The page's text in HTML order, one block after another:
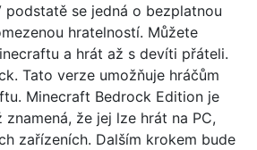
podstatě se jedná o bezplatnou
hratelností. Můžete
a hrát až s devíti přáteli.
Tato verze umožňuje hráčům
Minecraft Bedrock Edition je
že jej lze hrát na PC,
zařízeních. Dalším krokem bude